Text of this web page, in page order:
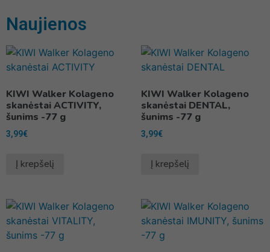
Naujienos
KIWI Walker Kolageno
skanėstai ACTIVITY,
šunims -77 g
3,99€
Į krepšelį
KIWI Walker Kolageno
skanėstai DENTAL,
šunims -77 g
3,99€
Į krepšelį